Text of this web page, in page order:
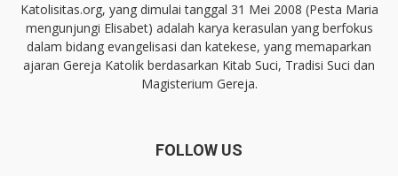
Katolisitas.org, yang dimulai tanggal 31 Mei 2008 (Pesta Maria
mengunjungi Elisabet) adalah karya kerasulan yang berfokus
dalam bidang evangelisasi dan katekese, yang memaparkan
ajaran Gereja Katolik berdasarkan Kitab Suci, Tradisi Suci dan
Magisterium Gereja.
FOLLOW US